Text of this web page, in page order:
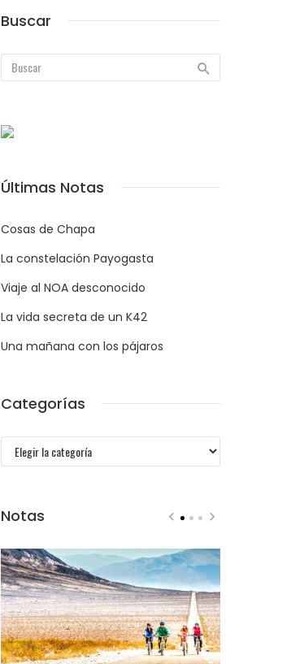
Buscar
Últimas Notas
Cosas de Chapa
La constelación Payogasta
Viaje al NOA desconocido
La vida secreta de un K42
Una mañana con los pájaros
Categorías
Notas